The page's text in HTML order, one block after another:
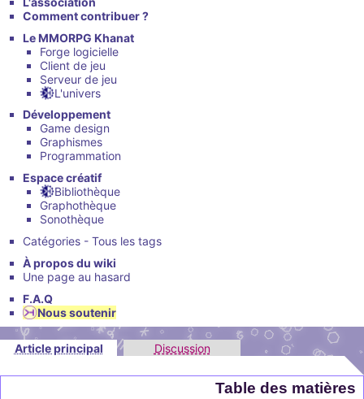
Comment contribuer ?
Le MMORPG Khanat
Forge logicielle
Client de jeu
Serveur de jeu
L'univers
Développement
Game design
Graphismes
Programmation
Espace créatif
Bibliothèque
Graphothèque
Sonothèque
Catégories - Tous les tags
À propos du wiki
Une page au hasard
F.A.Q
Nous soutenir
Article principal Discussion
Table des matières